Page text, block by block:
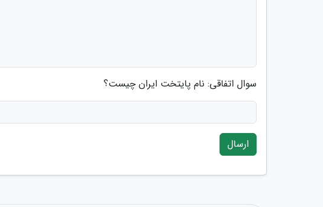
سوال اتفاقی: نام پایتخت ایران چیست؟
ارسال